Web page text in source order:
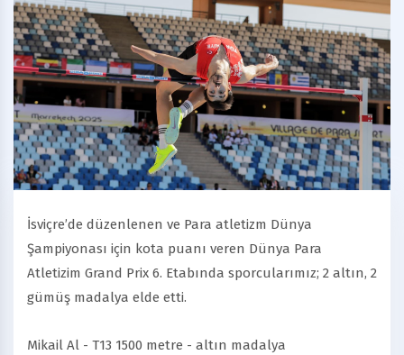
İsviçre’de düzenlenen ve Para atletizm Dünya
Şampiyonası için kota puanı veren Dünya Para
Atletizim Grand Prix 6. Etabında sporcularımız; 2 altın, 2
gümüş madalya elde etti.
Mikail Al - T13 1500 metre - altın madalya